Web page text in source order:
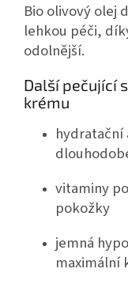
Bio olivový olej
lehkou péči,
odolnější.
Další pečující
krému
vitaminy
pokožky
jemná
maximální